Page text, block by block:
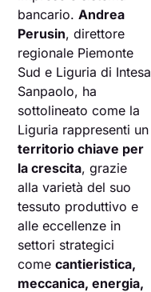
bancario.Andrea
Perusin, direttore
regionale Piemonte
Sud e Liguria di Intesa
Sanpaolo, ha
sottolineato come la
Liguria rappresenti un
territorio chiave per
la crescita, grazie
alla varietà del suo
tessuto produttivo e
alle eccellenze in
settori strategici
comecantieristica,
meccanica, energia,